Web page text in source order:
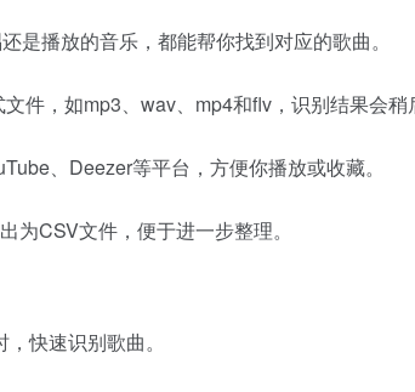
播放的音乐，都能帮你找到对应的歌曲。
件，如mp3、wav、mp4和flv，识别结果会稍
、Deezer等平台，方便你播放或收藏。
CSV文件，便于进一步整理。
快速识别歌曲。